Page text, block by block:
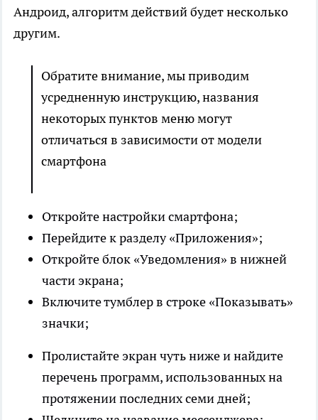
Андроид, алгоритм действий будет несколько
другим.
Обратите внимание, мы приводим
усредненную инструкцию, названия
некоторых пунктов меню могут
отличаться в зависимости от модели
смартфона
Откройте настройки смартфона;
Перейдите к разделу «Приложения»;
Откройте блок «Уведомления» в нижней
части экрана;
Включите тумблер в строке «Показывать»
значки;
Пролистайте экран чуть ниже и найдите
перечень программ, использованных на
протяжении последних семи дней;